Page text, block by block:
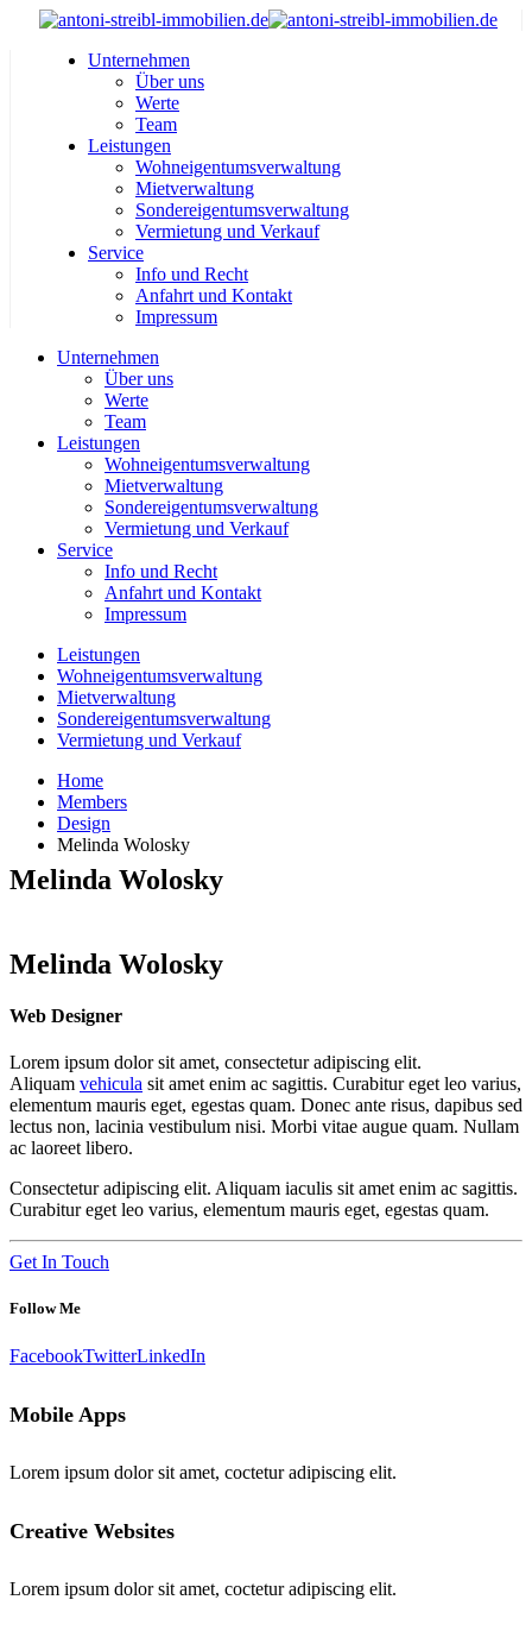
Unternehmen
Über uns
Werte
Team
Leistungen
Wohneigentumsverwaltung
Mietverwaltung
Sondereigentumsverwaltung
Vermietung und Verkauf
Service
Info und Recht
Anfahrt und Kontakt
Impressum
Unternehmen
Über uns
Werte
Team
Leistungen
Wohneigentumsverwaltung
Mietverwaltung
Sondereigentumsverwaltung
Vermietung und Verkauf
Service
Info und Recht
Anfahrt und Kontakt
Impressum
Leistungen
Wohneigentumsverwaltung
Mietverwaltung
Sondereigentumsverwaltung
Vermietung und Verkauf
Home
Members
Design
Melinda Wolosky
Melinda Wolosky
Melinda Wolosky
Web Designer
Lorem ipsum dolor sit amet, consectetur adipiscing elit.
Aliquam vehicula sit amet enim ac sagittis. Curabitur eget leo varius,
elementum mauris eget, egestas quam. Donec ante risus, dapibus sed
lectus non, lacinia vestibulum nisi. Morbi vitae augue quam. Nullam
ac laoreet libero.
Consectetur adipiscing elit. Aliquam iaculis sit amet enim ac sagittis.
Curabitur eget leo varius, elementum mauris eget, egestas quam.
Get In Touch
Follow Me
FacebookTwitterLinkedIn
Mobile Apps
Lorem ipsum dolor sit amet, coctetur adipiscing elit.
Creative Websites
Lorem ipsum dolor sit amet, coctetur adipiscing elit.